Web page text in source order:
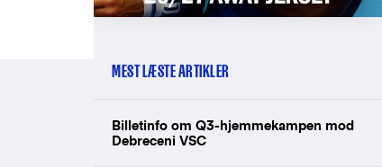
MEST LÆSTE ARTIKLER
Billetinfo om Q3-hjemmekampen mod
Debreceni VSC